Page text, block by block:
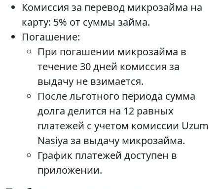
Комиссия за перевод микрозайма на
карту: 5% от суммы займа.
Погашение:
При погашении микрозайма в
течение 30 дней комиссия за
выдачу не взимается.
После льготного периода сумма
долга делится на 12 равных
платежей с учетом комиссии Uzum
Nasiya за выдачу микрозайма.
График платежей доступен в
приложении.